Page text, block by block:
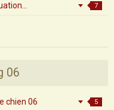
7
06
chien 06 5